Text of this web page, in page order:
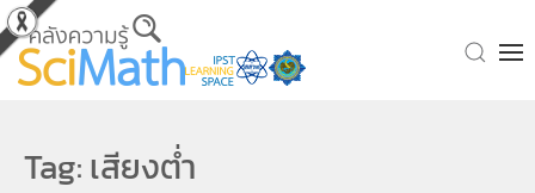
Skip to main content
Tag: เสียงต่ำ